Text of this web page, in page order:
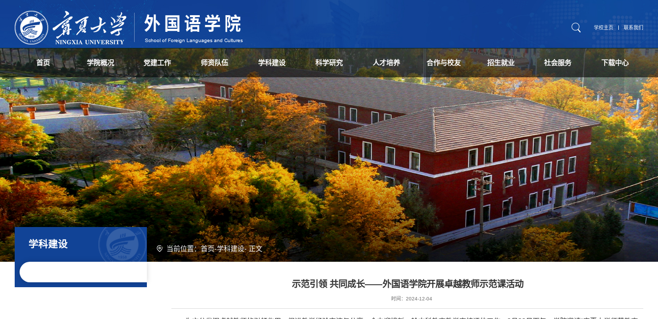
学校主页 联系我们
首页 学院概况 党建工作 师资队伍 学科建设 科学研究 人才培养 合作与校友 招生就业 社会服务 下载中心
当前位置：首页-学科建设- 正文
学科建设
示范引领 共同成长——外国语学院开展卓越教师示范课活动
时间：2024-12-04